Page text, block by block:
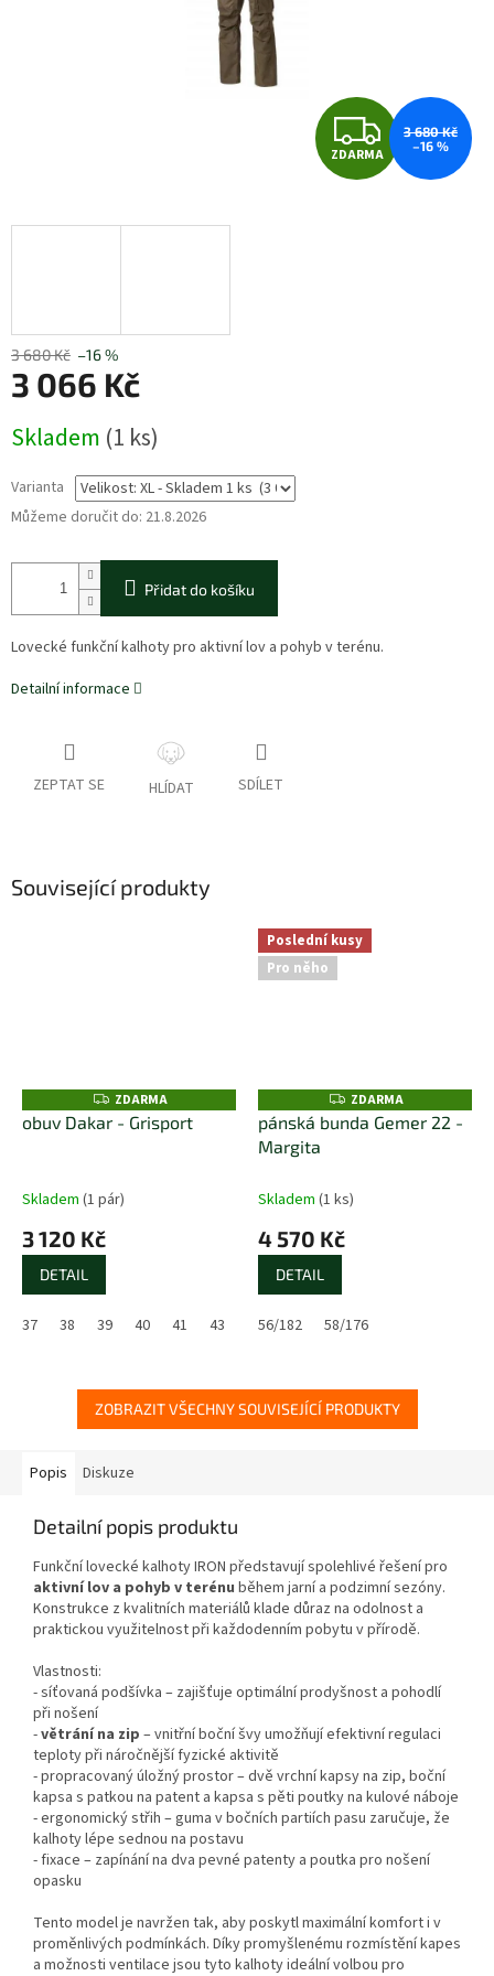
Z
D
ZDARMA
3 680 Kč
–16 %
3 680 Kč –16 %
3 066 Kč
cena:
Skladem (1 ks)
Varianta
Můžeme doručit do: 21.8.2026
Přidat do košíku
Lovecké funkční kalhoty pro aktivní lov a pohyb v terénu.
Detailní informace
ZEPTAT SE HLÍDAT SDÍLET
Související produkty
Z
D
A
ZDARMA
obuv Dakar - Grisport
Skladem (1 pár)
3 120 Kč
DETAIL
37 38 39 40 41 43 44 45 46
Poslední kusy
Pro něho
Z
D
A
ZDARMA
pánská bunda Gemer 22 -
Margita
Skladem (1 ks)
4 570 Kč
DETAIL
56/182 58/176
ZOBRAZIT VŠECHNY SOUVISEJÍCÍ PRODUKTY
Popis Diskuze
Detailní popis produktu
Funkční lovecké kalhoty IRON představují spolehlivé řešení pro
aktivní lov a pohyb v terénu během jarní a podzimní sezóny.
Konstrukce z kvalitních materiálů klade důraz na odolnost a
praktickou využitelnost při každodenním pobytu v přírodě.
Vlastnosti:
- síťovaná podšívka – zajišťuje optimální prodyšnost a pohodlí
při nošení
-větrání na zip – vnitřní boční švy umožňují efektivní regulaci
teploty při náročnější fyzické aktivitě
- propracovaný úložný prostor – dvě vrchní kapsy na zip, boční
kapsa s patkou na patent a kapsa s pěti poutky na kulové náboje
- ergonomický střih – guma v bočních partiích pasu zaručuje, že
kalhoty lépe sednou na postavu
- fixace – zapínání na dva pevné patenty a poutka pro nošení
opasku
Tento model je navržen tak, aby poskytl maximální komfort i v
proměnlivých podmínkách. Díky promyšlenému rozmístění kapes
a možnosti ventilace jsou tyto kalhoty ideální volbou pro